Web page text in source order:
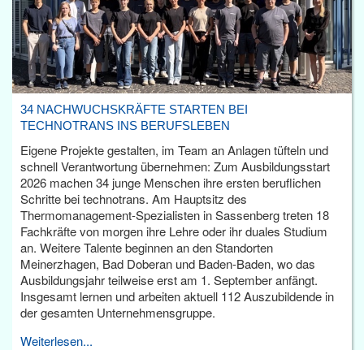
34 NACHWUCHSKRÄFTE STARTEN BEI
TECHNOTRANS INS BERUFSLEBEN
Eigene Projekte gestalten, im Team an Anlagen tüfteln und
schnell Verantwortung übernehmen: Zum Ausbildungsstart
2026 machen 34 junge Menschen ihre ersten beruflichen
Schritte bei technotrans. Am Hauptsitz des
Thermomanagement-Spezialisten in Sassenberg treten 18
Fachkräfte von morgen ihre Lehre oder ihr duales Studium
an. Weitere Talente beginnen an den Standorten
Meinerzhagen, Bad Doberan und Baden-Baden, wo das
Ausbildungsjahr teilweise erst am 1. September anfängt.
Insgesamt lernen und arbeiten aktuell 112 Auszubildende in
der gesamten Unternehmensgruppe.
Weiterlesen...